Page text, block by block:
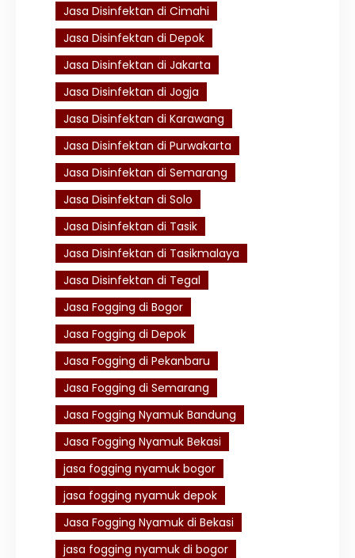
Jasa Disinfektan di Cimahi
Jasa Disinfektan di Depok
Jasa Disinfektan di Jakarta
Jasa Disinfektan di Jogja
Jasa Disinfektan di Karawang
Jasa Disinfektan di Purwakarta
Jasa Disinfektan di Semarang
Jasa Disinfektan di Solo
Jasa Disinfektan di Tasik
Jasa Disinfektan di Tasikmalaya
Jasa Disinfektan di Tegal
Jasa Fogging di Bogor
Jasa Fogging di Depok
Jasa Fogging di Pekanbaru
Jasa Fogging di Semarang
Jasa Fogging Nyamuk Bandung
Jasa Fogging Nyamuk Bekasi
jasa fogging nyamuk bogor
jasa fogging nyamuk depok
Jasa Fogging Nyamuk di Bekasi
jasa fogging nyamuk di bogor